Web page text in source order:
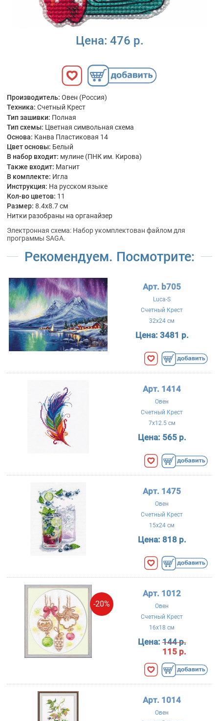
Цена: 476 р.
Производитель: Овен (Россия)
Техника: Счетный Крест
Тип зашивки: Полная
Тип схемы: Цветная символьная схема
Основа: Канва Пластиковая 14
Цвет основы: Белый
В набор входит: мулине (ПНК им. Кирова)
Также входит: Магнит
В комплекте: Игла
Инструкция: На русском языке
Кол-во цветов: 11
Размер: 8.4x8.7 см
Нитки разобраны на органайзер
Электронная схема: Набор укомплектован файлом для
программы SAGA.
Рекомендуем. Посмотрите:
Арт. b705
Luca-S
Счетный Крест
32x24 см
Цена: 3481 р.
Арт. 1414
Овен
Счетный Крест
7x12.5 см
Цена: 565 р.
Арт. 1475
Овен
Счетный Крест
15x24 см
Цена: 818 р.
-20%
Арт. 1012
Овен
Счетный Крест
16x18 см
Цена:144 р.
115 р.
Арт. 1014
Овен